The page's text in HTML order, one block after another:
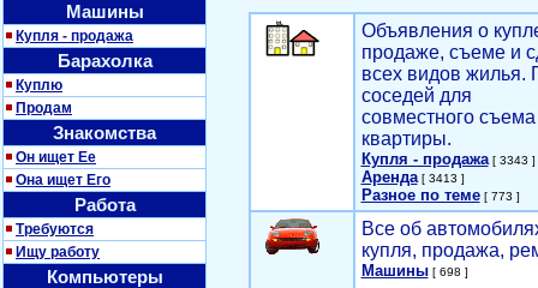
Машины
Купля - продажа
Барахолка
Куплю
Продам
Знакомства
Он ищет Ее
Она ищет Его
Работа
Требуются
Ищу работу
Компьютеры
Объявления о
продаже, съеме и
всех видов жилья.
соседей для
совместного съема
квартиры.
Купля - продажа[ 3343 ]
Аренда[ 3413 ]
Разное по теме[ 773 ]
Все об
купля, продажа,
Машины[ 698 ]